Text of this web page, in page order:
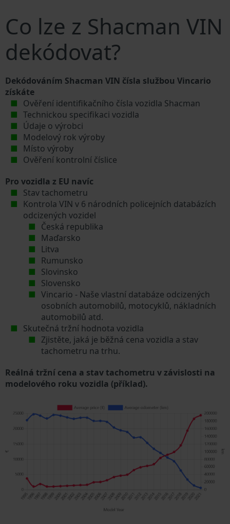
Co lze z Shacman VIN
dekódovat?
Dekódováním Shacman VIN čísla službou Vincario
získáte
Ověření identifikačního čísla vozidla Shacman
Technickou specifikaci vozidla
Údaje o výrobci
Modelový rok výroby
Místo výroby
Ověření kontrolní číslice
Pro vozidla z EU navíc
Stav tachometru
Kontrola VIN v 6 národních policejních databázích
odcizených vozidel
Česká republika
Maďarsko
Litva
Rumunsko
Slovinsko
Slovensko
Vincario - Naše vlastní databáze odcizených
osobních automobilů, motocyklů, nákladních
automobilů atd.
Skutečná tržní hodnota vozidla
Zjistěte, jaká je běžná cena vozidla a stav
tachometru na trhu.
Reálná tržní cena a stav tachometru v závislosti na
modelového roku vozidla (příklad).